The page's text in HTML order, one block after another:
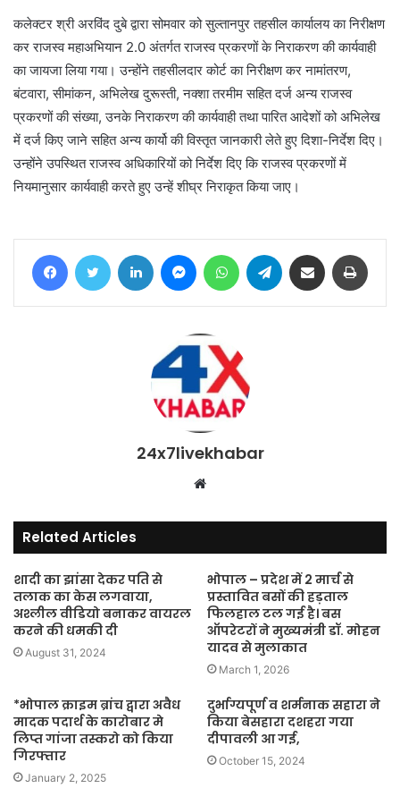
कलेक्टर श्री अरविंद दुबे द्वारा सोमवार को सुल्तानपुर तहसील कार्यालय का निरीक्षण
कर राजस्व महाअभियान 2.0 अंतर्गत राजस्व प्रकरणों के निराकरण की कार्यवाही
का जायजा लिया गया। उन्होंने तहसीलदार कोर्ट का निरीक्षण कर नामांतरण,
बंटवारा, सीमांकन, अभिलेख दुरूस्ती, नक्शा तरमीम सहित दर्ज अन्य राजस्व
प्रकरणों की संख्या, उनके निराकरण की कार्यवाही तथा पारित आदेशों को अभिलेख
में दर्ज किए जाने सहित अन्य कार्यो की विस्तृत जानकारी लेते हुए दिशा-निर्देश दिए।
उन्होंने उपस्थित राजस्व अधिकारियों को निर्देश दिए कि राजस्व प्रकरणों में
नियमानुसार कार्यवाही करते हुए उन्हें शीघ्र निराकृत किया जाए।
FacebookTwitter LinkedIn MessengerWhatsAppTelegram Share via Email
24x7livekhabar
Website
Related Articles
शादी का झांसा देकर पति से
तलाक का केस लगवाया,
अश्लील वीडियो बनाकर वायरल
करने की धमकी दी
August 31, 2024
भोपाल – प्रदेश में 2 मार्च से
प्रस्तावित बसों की हड़ताल
फिलहाल टल गई है। बस
ऑपरेटरों ने मुख्यमंत्री डॉ. मोहन
यादव से मुलाकात
March 1, 2026
*भोपाल क्राइम ब्रांच द्वारा अवैध
मादक पदार्थ के कारोबार मे
लिप्त गांजा तस्करो को किया
गिरफ्तार
January 2, 2025
दुर्भाग्यपूर्ण व शर्मनाक सहारा ने
किया बेसहारा दशहरा गया
दीपावली आ गई,
October 15, 2024